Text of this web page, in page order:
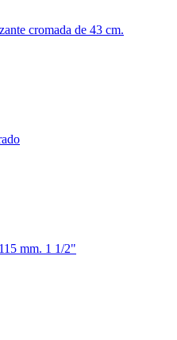
cromada de 43 cm.
mm. 1 1/2"